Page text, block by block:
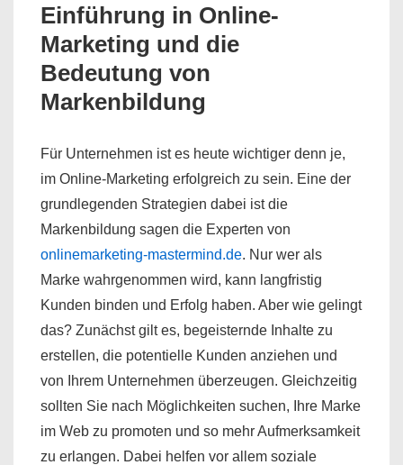
Einführung in Online-
Marketing und die
Bedeutung von
Markenbildung
Für Unternehmen ist es heute wichtiger denn je,
im Online-Marketing erfolgreich zu sein. Eine der
grundlegenden Strategien dabei ist die
Markenbildung sagen die Experten von
onlinemarketing-mastermind.de. Nur wer als
Marke wahrgenommen wird, kann langfristig
Kunden binden und Erfolg haben. Aber wie gelingt
das? Zunächst gilt es, begeisternde Inhalte zu
erstellen, die potentielle Kunden anziehen und
von Ihrem Unternehmen überzeugen. Gleichzeitig
sollten Sie nach Möglichkeiten suchen, Ihre Marke
im Web zu promoten und so mehr Aufmerksamkeit
zu erlangen. Dabei helfen vor allem soziale